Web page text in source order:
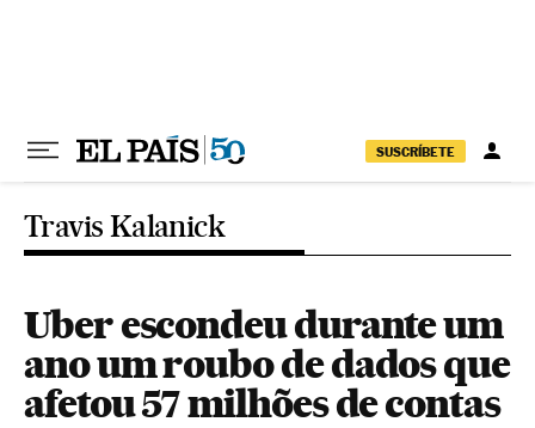
SUSCRÍBETE
Travis Kalanick
Uber escondeu durante um
ano um roubo de dados que
afetou 57 milhões de contas